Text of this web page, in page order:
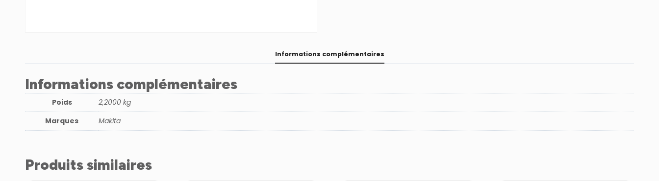
Informations complémentaires
Informations complémentaires
Poids
2,2000 kg
Marques
Makita
Produits similaires